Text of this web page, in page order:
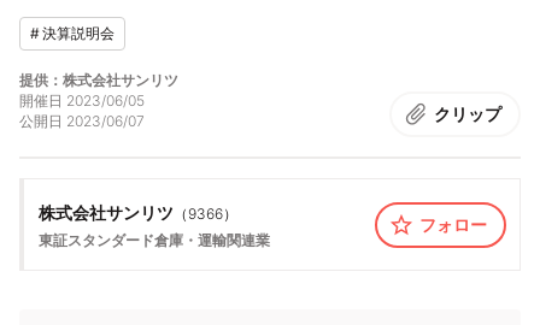
#決算説明会
提供：株式会社サンリツ
開催日 2023/06/05
公開日 2023/06/07 クリップ
株式会社サンリツ （ 9366）
東証スタンダード倉庫・運輸関連業
フォロー